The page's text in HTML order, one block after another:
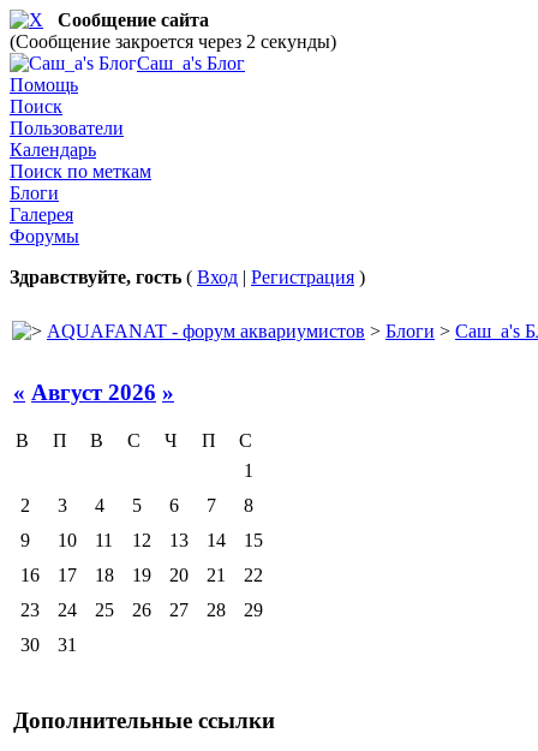
Сообщение сайта
(Сообщение закроется через 2 секунды)
Саш_а's Блог
Помощь
Поиск
Пользователи
Календарь
Поиск по меткам
Блоги
Галерея
Форумы
Здравствуйте, гость ( Вход | Регистрация )
AQUAFANAT - форум аквариумистов > Блоги > Саш_а's
« Август 2026 »
В П В С Ч П
С
1
2
3 4 5 6 7
8
9
10 11 12 13 14
15
16
17 18 19 20 21
22
23
24 25 26 27 28
29
30
31
Дополнительные ссылки